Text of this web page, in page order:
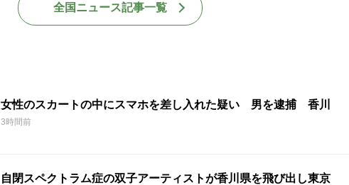
全国ニュース記事一覧
女性のスカートの中にスマホを差し入れた疑い 男を逮捕 香川
3時間前
自閉スペクトラム症の双子アーティストが香川県を飛び出し東京